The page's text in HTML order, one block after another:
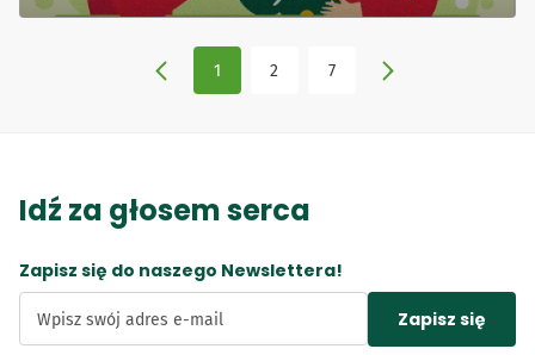
1 2 7
Idź za głosem serca
Zapisz się do naszego Newslettera!
Wpisz swój adres e-mail Zapisz się